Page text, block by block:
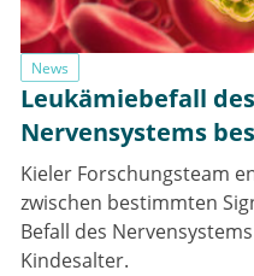
News
Leukämiebefall
Nervensystems
Kieler Forschungsteam
zwischen bestimmten
Befall des
Kindesalter.